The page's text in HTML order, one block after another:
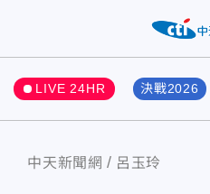
LIVE 24HR 決戰2026
中天新聞網 呂玉玲